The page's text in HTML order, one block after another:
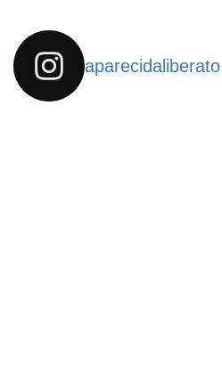
aparecidaliberato